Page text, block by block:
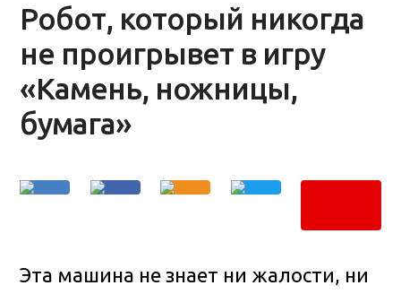
Робот, который никогда
не проигрывет в игру
«Камень, ножницы,
бумага»
Эта машина не знает ни жалости, ни